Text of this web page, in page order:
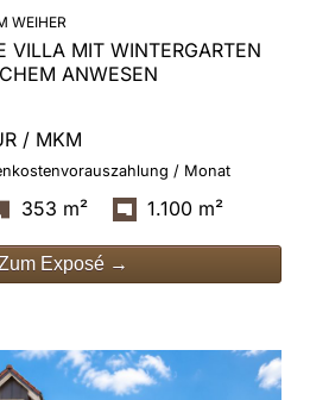
WEIHER
VILLA MIT WINTERGARTEN
ANWESEN
/ MKM
/ Monat
353 m² 1.100 m²
Exposé →